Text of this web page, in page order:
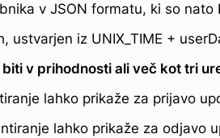
v JSON formatu, ki so nato
iz UNIX_TIME +
biti v prihodnosti ali več kot tri
lahko prikaže za prijavo
lahko prikaže za odjavo